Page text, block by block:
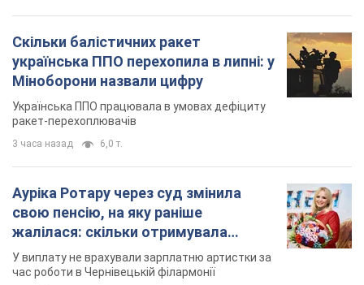
Скільки балістичних ракет
українська ППО перехопила в липні: у
Міноборони назвали цифру
Українська ППО працювала в умовах дефіциту
ракет-перехоплювачів
3 часа назад 6,0 т.
Ауріка Ротару через суд змінила
свою пенсію, на яку раніше
жалілася: скільки отримувала
співачка
У виплату не врахували зарплатню артистки за
час роботи в Чернівецькій філармонії